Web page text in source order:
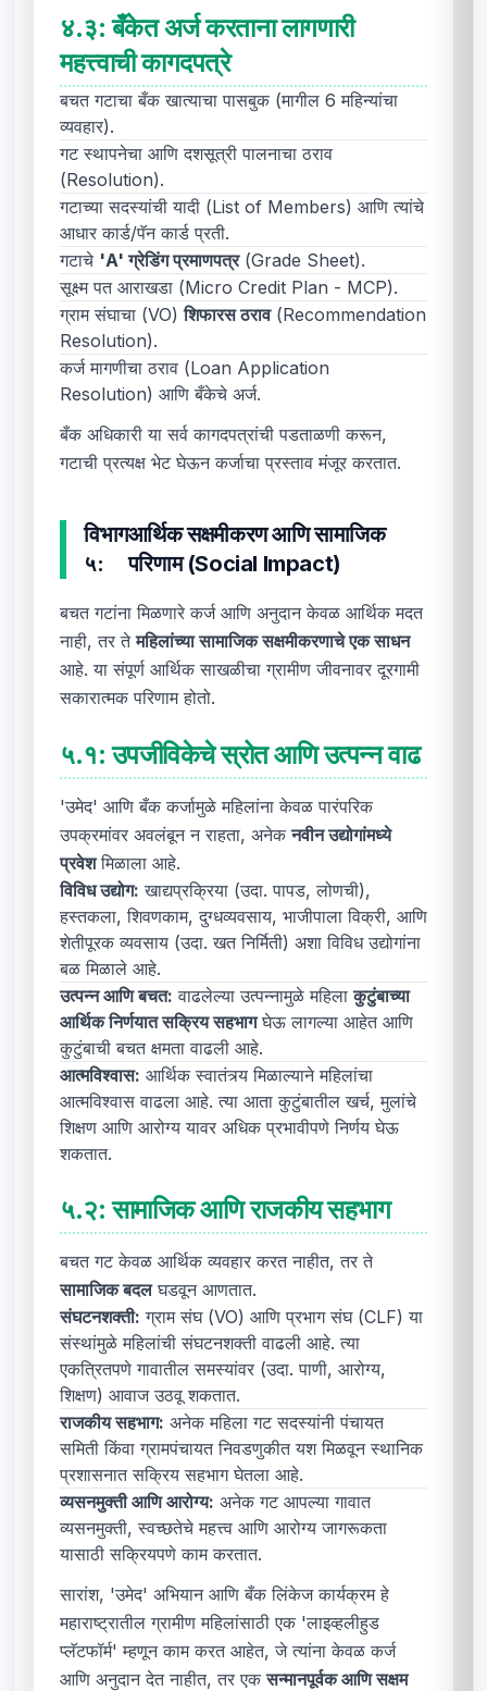
४.३:बँकेत अर्ज करताना लागणारी
महत्त्वाची कागदपत्रे
बचत गटाचा बँक खात्याचा पासबुक (मागील 6 महिन्यांचा
व्यवहार).
गट स्थापनेचा आणि दशसूत्री पालनाचा ठराव
(Resolution).
गटाच्या सदस्यांची यादी (List of Members) आणि त्यांचे
आधार कार्ड/पॅन कार्ड प्रती.
गटाचे 'A' ग्रेडिंग प्रमाणपत्र(Grade Sheet).
सूक्ष्म पत आराखडा (Micro Credit Plan - MCP).
ग्राम संघाचा (VO)शिफारस ठराव(Recommendation
Resolution).
कर्ज मागणीचा ठराव (Loan Application
Resolution) आणि बँकेचे अर्ज.
बँक अधिकारी या सर्व कागदपत्रांची पडताळणी करून,
गटाची प्रत्यक्ष भेट घेऊन कर्जाचा प्रस्ताव मंजूर करतात.
विभाग
५:
आर्थिक सक्षमीकरण आणि सामाजिक
परिणाम (Social Impact)
बचत गटांना मिळणारे कर्ज आणि अनुदान केवळ आर्थिक मदत
नाही, तर तेमहिलांच्या सामाजिक सक्षमीकरणाचे एक साधन
आहे. या संपूर्ण आर्थिक साखळीचा ग्रामीण जीवनावर दूरगामी
सकारात्मक परिणाम होतो.
५.१:उपजीविकेचे स्रोत आणि उत्पन्न वाढ
'उमेद' आणि बँक कर्जामुळे महिलांना केवळ पारंपरिक
उपक्रमांवर अवलंबून न राहता, अनेकनवीन उद्योगांमध्ये
प्रवेशमिळाला आहे.
विविध उद्योग: खाद्यप्रक्रिया (उदा. पापड, लोणची),
हस्तकला, शिवणकाम, दुग्धव्यवसाय, भाजीपाला विक्री, आणि
शेतीपूरक व्यवसाय (उदा. खत निर्मिती) अशा विविध उद्योगांना
बळ मिळाले आहे.
उत्पन्न आणि बचत: वाढलेल्या उत्पन्नामुळे महिलाकुटुंबाच्या
आर्थिक निर्णयात सक्रिय सहभागघेऊ लागल्या आहेत आणि
कुटुंबाची बचत क्षमता वाढली आहे.
आत्मविश्वास: आर्थिक स्वातंत्र्य मिळाल्याने महिलांचा
आत्मविश्वास वाढला आहे. त्या आता कुटुंबातील खर्च, मुलांचे
शिक्षण आणि आरोग्य यावर अधिक प्रभावीपणे निर्णय घेऊ
शकतात.
५.२:सामाजिक आणि राजकीय सहभाग
बचत गट केवळ आर्थिक व्यवहार करत नाहीत, तर ते
सामाजिक बदलघडवून आणतात.
संघटनशक्ती: ग्राम संघ (VO) आणि प्रभाग संघ (CLF) या
संस्थांमुळे महिलांची संघटनशक्ती वाढली आहे. त्या
एकत्रितपणे गावातील समस्यांवर (उदा. पाणी, आरोग्य,
शिक्षण) आवाज उठवू शकतात.
राजकीय सहभाग: अनेक महिला गट सदस्यांनी पंचायत
समिती किंवा ग्रामपंचायत निवडणुकीत यश मिळवून स्थानिक
प्रशासनात सक्रिय सहभाग घेतला आहे.
व्यसनमुक्ती आणि आरोग्य: अनेक गट आपल्या गावात
व्यसनमुक्ती, स्वच्छतेचे महत्त्व आणि आरोग्य जागरूकता
यासाठी सक्रियपणे काम करतात.
सारांश, 'उमेद' अभियान आणि बँक लिंकेज कार्यक्रम हे
महाराष्ट्रातील ग्रामीण महिलांसाठी एक 'लाइव्हलीहुड
प्लॅटफॉर्म' म्हणून काम करत आहेत, जे त्यांना केवळ कर्ज
आणि अनुदान देत नाहीत, तर एकसन्मानपूर्वक आणि सक्षम